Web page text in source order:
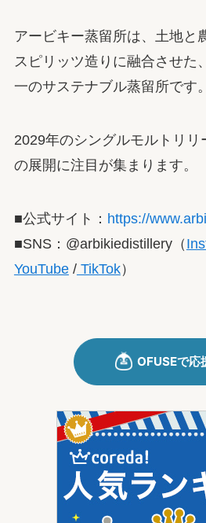
アービキー蒸留所は、土地と
スピリッツ造りに融合させた
一のサステナブル蒸留所です。
2029年のシングルモルトリリ
の展開に注目が集まります。
■公式サイト： https://
■SNS：@arbikiedistillery（
YouTube/TikTok）